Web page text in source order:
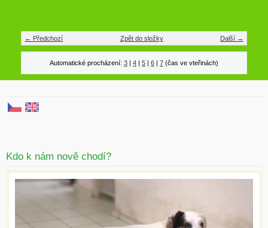
← Předchozí Další →
Zpět do složky
Automatické procházení: 3 | 4 | 5 | 6 | 7 (čas ve vteřinách)
Kdo k nám nově chodí?